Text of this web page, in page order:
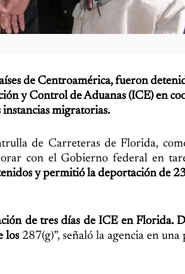
de Centroamérica, fueron
y Control de Aduanas (ICE) en
migratorias.
de Carreteras de Florida,
con el Gobierno federal en
y permitió la deportación de
de tres días de ICE en Florida.
los287(g)”, señaló la agencia en una